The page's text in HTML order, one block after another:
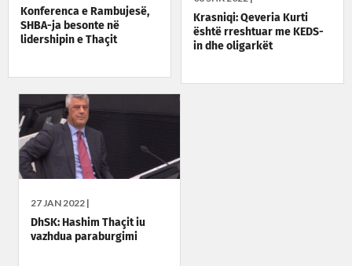
Krasniqi: Qeveria Kurti
është rreshtuar me KEDS-
in dhe oligarkët
Konferenca e Rambujesë,
SHBA-ja besonte në
lidershipin e Thaçit
27 JAN 2022 |
DhSK: Hashim Thaçit iu
vazhdua paraburgimi